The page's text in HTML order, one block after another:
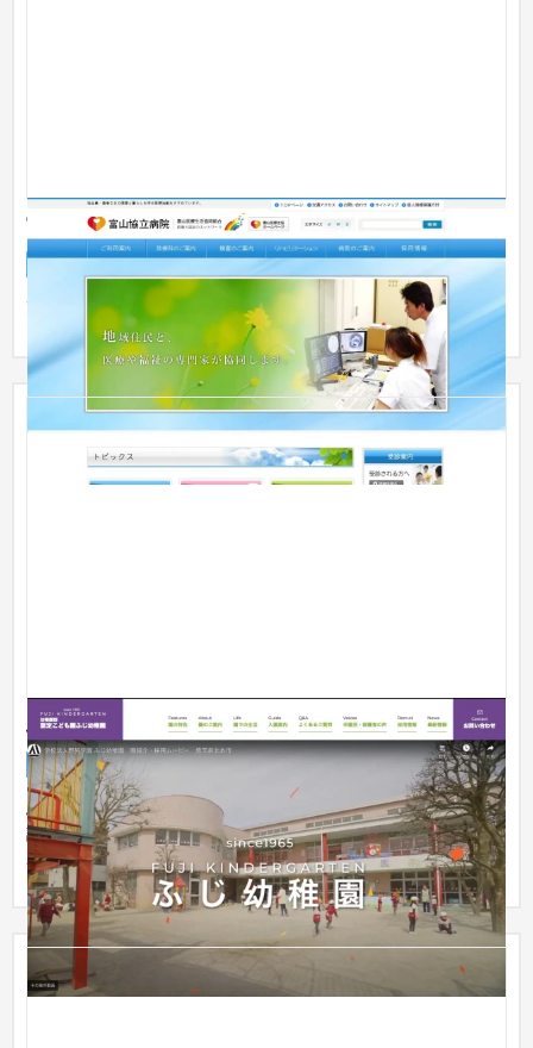
富山協立病院
更新しやすいＣＭＳシステムを導入させて頂いております。
ふじ幼稚園
企業サイト 保育園・幼稚園 501万円〜
ふじ幼稚園公式サイトのリニューアルを担当し、園の特色を強
調するために豊富な写真コンテンツを積極的に活用しました。
ユーザー...